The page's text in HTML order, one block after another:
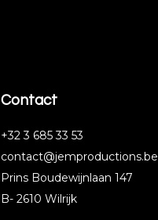
Contact
‭+32 3 685 33 53‬
contact@jemproductions.be
Prins Boudewijnlaan 147
B- 2610 Wilrijk